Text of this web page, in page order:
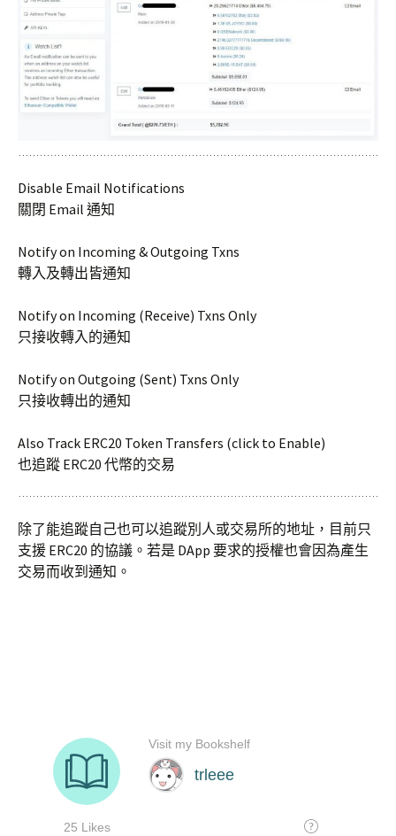
Disable Email Notifications
關閉 Email 通知
Notify on Incoming & Outgoing Txns
轉入及轉出皆通知
Notify on Incoming (Receive) Txns Only
只接收轉入的通知
Notify on Outgoing (Sent) Txns Only
只接收轉出的通知
Also Track ERC20 Token Transfers (click to Enable)
也追蹤 ERC20 代幣的交易
除了能追蹤自己也可以追蹤別人或交易所的地址，目前只
支援 ERC20 的協議。若是 DApp 要求的授權也會因為產生
交易而收到通知。